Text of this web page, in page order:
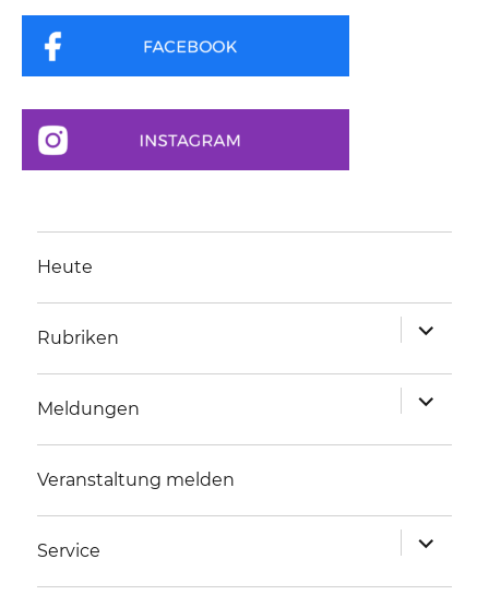
Heute
Rubriken
anzeigen
Meldungen
anzeigen
Veranstaltung melden
Service
anzeigen